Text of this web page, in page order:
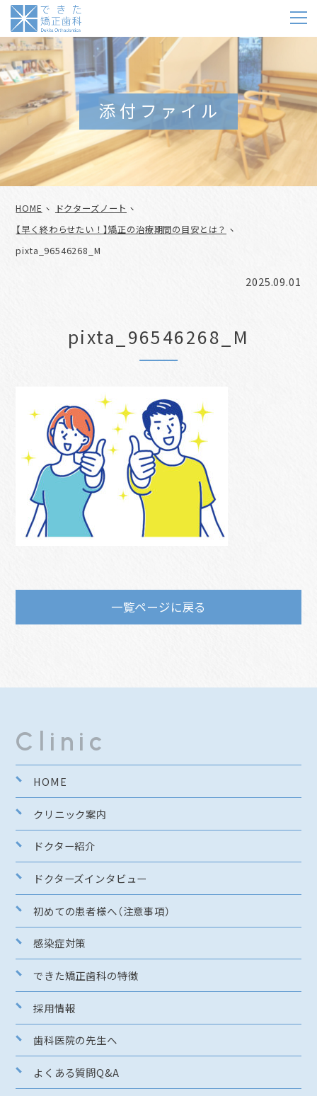
添付ファイル
HOME
ドクターズノート
【早く終わらせたい！】矯正の治療期間の目安とは？
pixta_96546268_M
2025.09.01
pixta_96546268_M
一覧ページに戻る
Clinic
HOME
クリニック案内
ドクター紹介
ドクターズインタビュー
初めての患者様へ（注意事項）
感染症対策
できた矯正歯科の特徴
採用情報
歯科医院の先生へ
よくある質問Q&A